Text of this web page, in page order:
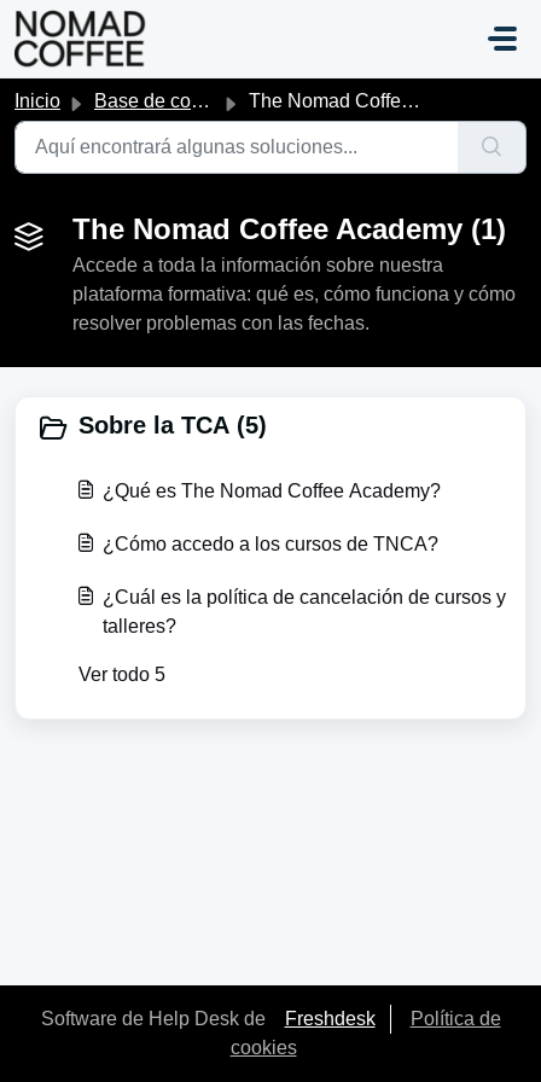
Saltar al contenido principal
Inicio Base de conocimientos The Nomad Coffee Academy
The Nomad Coffee Academy (1)
Accede a toda la información sobre nuestra
plataforma formativa: qué es, cómo funciona y cómo
resolver problemas con las fechas.
Sobre la TCA (5)
¿Qué es The Nomad Coffee Academy?
¿Cómo accedo a los cursos de TNCA?
¿Cuál es la política de cancelación de cursos y
talleres?
Ver todo 5
Software de Help Desk de Freshdesk
Política de
cookies